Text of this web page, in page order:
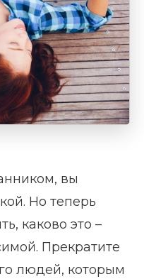
вы
Но теперь
каково это –
Прекратите
людей, которым